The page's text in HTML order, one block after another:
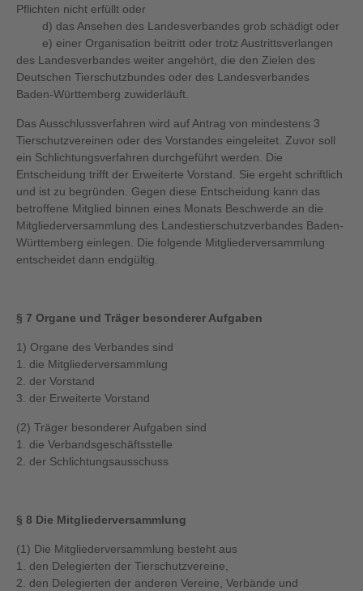
Pflichten nicht erfüllt oder
d) das Ansehen des Landesverbandes grob schädigt oder
e) einer Organisation beitritt oder trotz Austrittsverlangen
des Landesverbandes weiter angehört, die den Zielen des
Deutschen Tierschutzbundes oder des Landesverbandes
Baden-Württemberg zuwiderläuft.
Das Ausschlussverfahren wird auf Antrag von mindestens 3
Tierschutzvereinen oder des Vorstandes eingeleitet. Zuvor soll
ein Schlichtungsverfahren durchgeführt werden. Die
Entscheidung trifft der Erweiterte Vorstand. Sie ergeht schriftlich
und ist zu begründen. Gegen diese Entscheidung kann das
betroffene Mitglied binnen eines Monats Beschwerde an die
Mitgliederversammlung des Landestierschutzverbandes Baden-
Württemberg einlegen. Die folgende Mitgliederversammlung
entscheidet dann endgültig.
§ 7 Organe und Träger besonderer Aufgaben
1) Organe des Verbandes sind
1. die Mitgliederversammlung
2. der Vorstand
3. der Erweiterte Vorstand
(2) Träger besonderer Aufgaben sind
1. die Verbandsgeschäftsstelle
2. der Schlichtungsausschuss
§ 8 Die Mitgliederversammlung
(1) Die Mitgliederversammlung besteht aus
1. den Delegierten der Tierschutzvereine,
2. den Delegierten der anderen Vereine, Verbände und